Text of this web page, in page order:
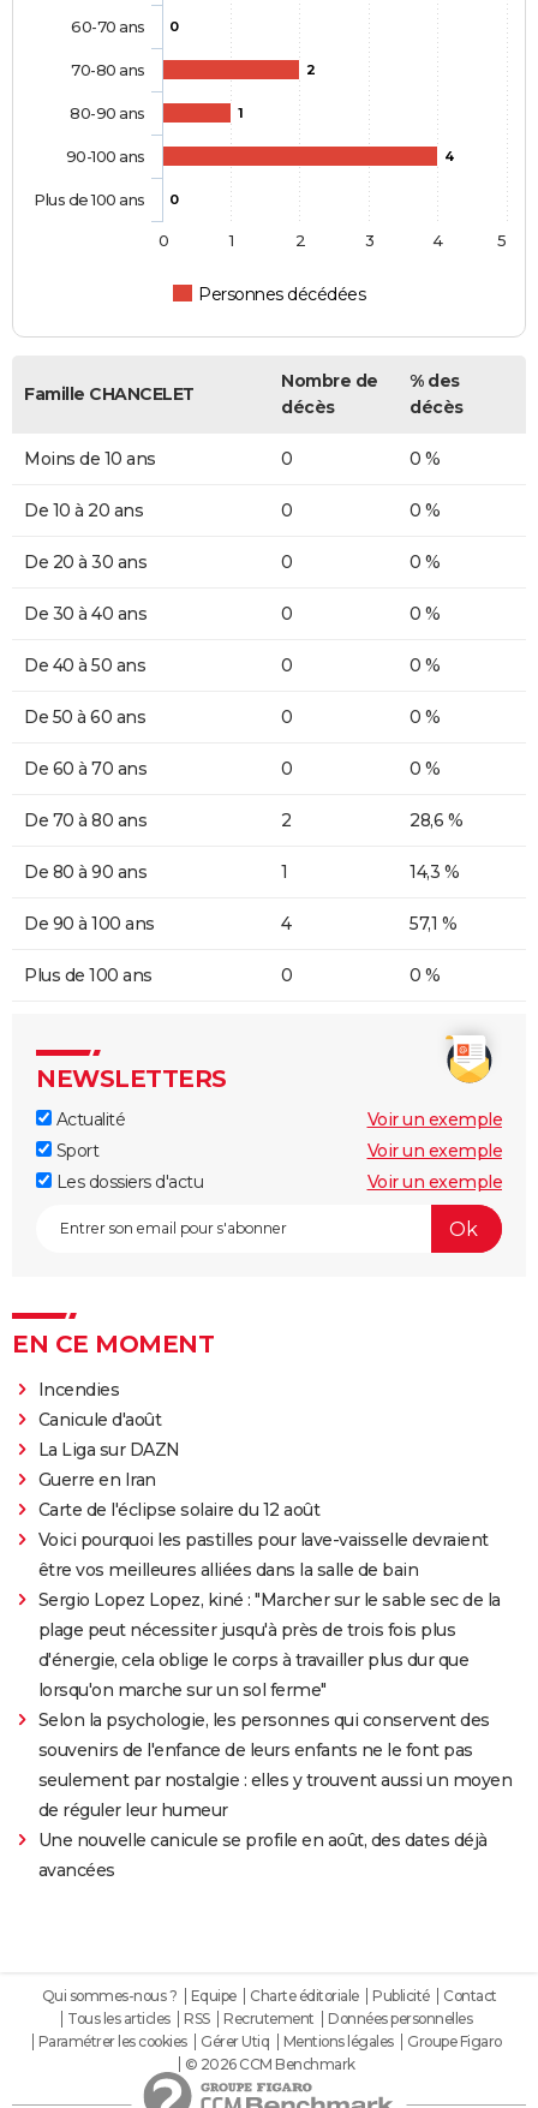
0
2
1
4
0
Personnes décédées
60-70 ans
70-80 ans
80-90 ans
90-100 ans
Plus de 100 ans
0 1 2 3 4 5
Famille CHANCELET
Nombre de
décès
% des
décès
Moins de 10 ans 0 0 %
De 10 à 20 ans 0 0 %
De 20 à 30 ans 0 0 %
De 30 à 40 ans 0 0 %
De 40 à 50 ans 0 0 %
De 50 à 60 ans 0 0 %
De 60 à 70 ans 0 0 %
De 70 à 80 ans 2 28,6 %
De 80 à 90 ans 1 14,3 %
De 90 à 100 ans 4 57,1 %
Plus de 100 ans 0 0 %
NEWSLETTERS
Actualité
Voir un exemple
Sport
Voir un exemple
Les dossiers d'actu
Voir un exemple
EN CE MOMENT
Incendies
Canicule d'août
La Liga sur DAZN
Guerre en Iran
Carte de l'éclipse solaire du 12 août
Voici pourquoi les pastilles pour lave-vaisselle devraient
être vos meilleures alliées dans la salle de bain
Sergio Lopez Lopez, kiné : "Marcher sur le sable sec de la
plage peut nécessiter jusqu'à près de trois fois plus
d'énergie, cela oblige le corps à travailler plus dur que
lorsqu'on marche sur un sol ferme"
Selon la psychologie, les personnes qui conservent des
souvenirs de l'enfance de leurs enfants ne le font pas
seulement par nostalgie : elles y trouvent aussi un moyen
de réguler leur humeur
Une nouvelle canicule se profile en août, des dates déjà
avancées
Qui sommes-nous ? Equipe Charte éditoriale Publicité
Contact
Tous les articles
RSS Recrutement
Données personnelles
Paramétrer les cookies
Gérer Utiq Mentions légales
Groupe Figaro
© 2026 CCM Benchmark